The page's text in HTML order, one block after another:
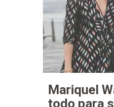
Mariquel
todo para